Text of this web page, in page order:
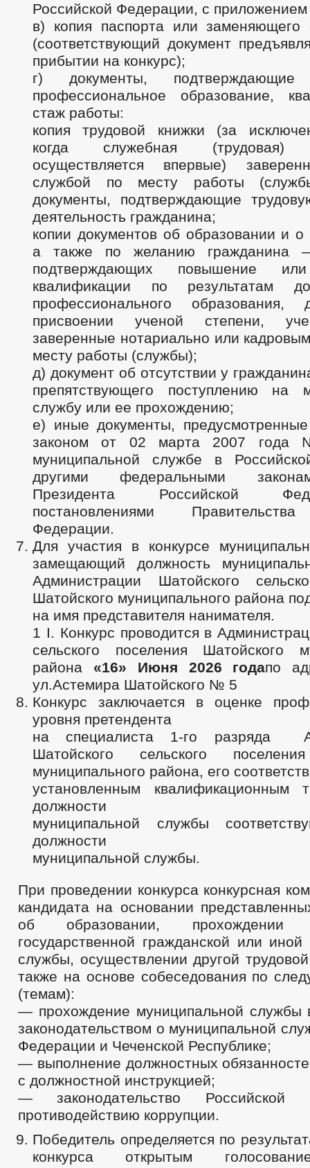
Российской Федерации, с
в) копия паспорта или заменяющего
(соответствующий документ
прибытии на конкурс);
г) документы, подтверждающие
профессиональное образование,
стаж работы:
копия трудовой книжки (за
когда служебная (трудовая)
осуществляется впервые)
службой по месту работы
документы, подтверждающие
деятельность гражданина;
копии документов об образовании и о
а также по желанию гражданина
подтверждающих повышение
квалификации по результатам
профессионального образования,
присвоении ученой степени,
заверенные нотариально или
месту работы (службы);
д) документ об отсутствии у
препятствующего поступлению на
службу или ее прохождению;
е) иные документы,
законом от 02 марта 2007
муниципальной службе в
другими федеральными
Президента Российской
постановлениями
Федерации.
Для участия в конкурсе
замещающий должность
Администрации Шатойского
Шатойского муниципального района
на имя представителя нанимателя.
1 I. Конкурс проводится в
сельского поселения Шатойского
района «16» Июня 2026 годапо
ул.Астемира Шатойского № 5
Конкурс заключается в оценке
уровня претендента
на специалиста 1-го разряда
Шатойского сельского
муниципального района, его
установленным квалификационным
должности
муниципальной службы
должности
муниципальной службы.
При проведении конкурса конкурсная
кандидата на основании
об образовании, прохождении
государственной гражданской или иной
службы, осуществлении другой
также на основе собеседования по
(темам):
— прохождение муниципальной службы
законодательством о муниципальной
Федерации и Чеченской Республике;
— выполнение должностных
с должностной инструкцией;
— законодательство Российской
противодействию коррупции.
Победитель определяется по
конкурса открытым